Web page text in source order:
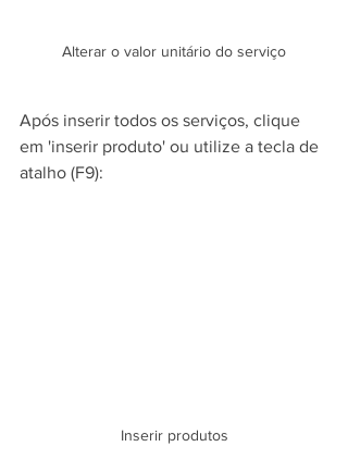
Alterar o valor unitário do serviço
Após inserir todos os serviços, clique
em 'inserir produto' ou utilize a tecla de
atalho (F9):
Inserir produtos